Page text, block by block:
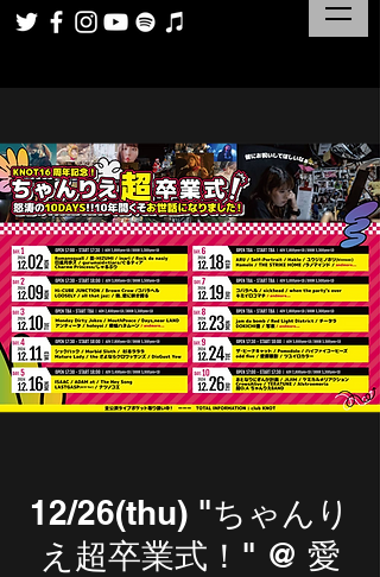
12/26(thu) "ちゃんり
え超卒業式！" @ 愛